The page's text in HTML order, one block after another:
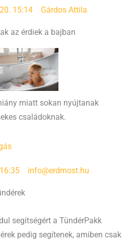
15:14 Gárdos Attila
az érdiek a bajban
miatt sokan nyújtanak
családoknak.
info@erdmost.hu
segítségért a TündérPakk
pedig segítenek, amiben csak